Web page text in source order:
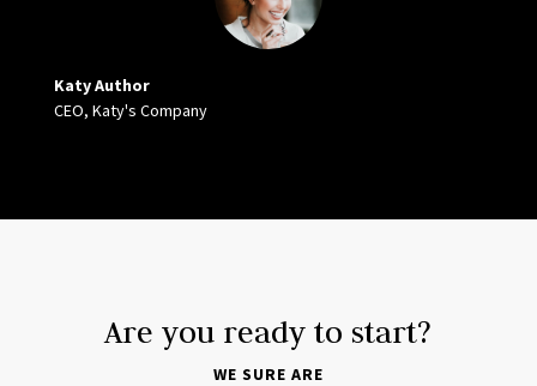
Katy Author
CEO, Katy's Company
Are you ready to start?
WE SURE ARE